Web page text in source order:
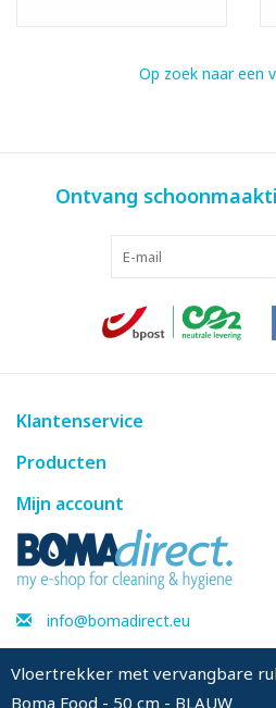
Vloertrekker met vervangbare
Boma Food - 50 cm - BLAUW
Op zoek naar een
Ontvang
Klantenservice
Producten
Mijn account
info@bomadirect.eu
© Copyright 2026 BOMAdirect - Powered